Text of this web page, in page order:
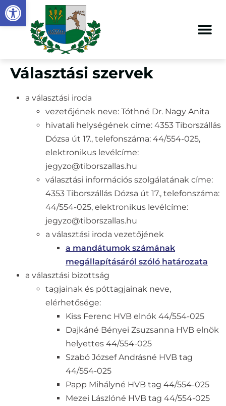
Eszköztár megnyitása
Választási szervek
a választási iroda
vezetőjének neve: Tóthné Dr. Nagy Anita
hivatali helységének címe: 4353 Tiborszállás
Dózsa út 17., telefonszáma: 44/554-025,
elektronikus levélcíme:
jegyzo@tiborszallas.hu
választási információs szolgálatának címe:
4353 Tiborszállás Dózsa út 17., telefonszáma:
44/554-025, elektronikus levélcíme:
jegyzo@tiborszallas.hu
a választási iroda vezetőjének
a mandátumok számának
megállapításáról szóló határozata
a választási bizottság
tagjainak és póttagjainak neve,
elérhetősége:
Kiss Ferenc HVB elnök 44/554-025
Dajkáné Bényei Zsuzsanna HVB elnök
helyettes 44/554-025
Szabó József Andrásné HVB tag
44/554-025
Papp Mihályné HVB tag 44/554-025
Mezei Lászlóné HVB tag 44/554-025